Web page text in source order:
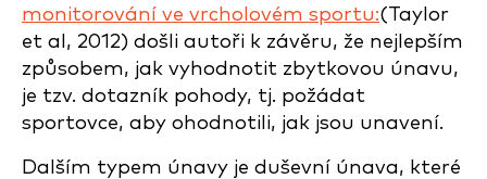
monitorování ve vrcholovém sportu:(Taylor
et al, 2012) došli autoři k závěru, že nejlepším
způsobem, jak vyhodnotit zbytkovou únavu,
je tzv. dotazník pohody, tj. požádat
sportovce, aby ohodnotili, jak jsou unavení.
Dalším typem únavy je duševní únava, které